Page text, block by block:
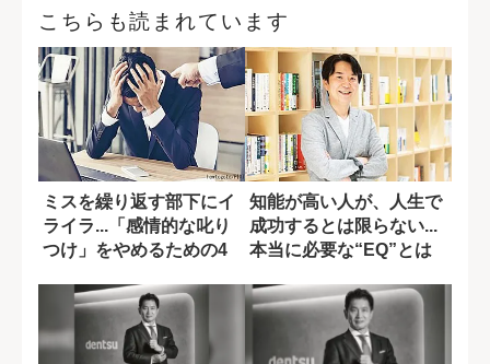
こちらも読まれています
ミスを繰り返す部下にイ
ライラ...「感情的な叱り
つけ」をやめるための4
知能が高い人が、人生で
成功するとは限らない...
本当に必要な“EQ”とは